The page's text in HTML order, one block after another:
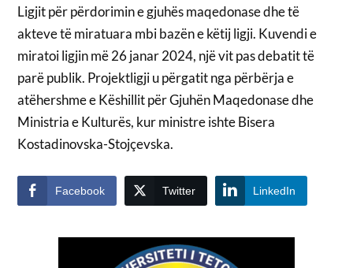
Ligjit për përdorimin e gjuhës maqedonase dhe të
akteve të miratuara mbi bazën e këtij ligji. Kuvendi e
miratoi ligjin më 26 janar 2024, një vit pas debatit të
parë publik. Projektligji u përgatit nga përbërja e
atëhershme e Këshillit për Gjuhën Maqedonase dhe
Ministria e Kulturës, kur ministre ishte Bisera
Kostadinovska-Stojçevska.
Facebook Twitter LinkedIn